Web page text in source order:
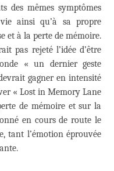
des mêmes symptômes
ainsi qu’à sa propre
et à la perte de mémoire.
pas rejeté l’idée d’être
« un dernier geste
gagner en intensité
« Lost in Memory Lane
de mémoire et sur la
en cours de route le
tant l’émotion éprouvée